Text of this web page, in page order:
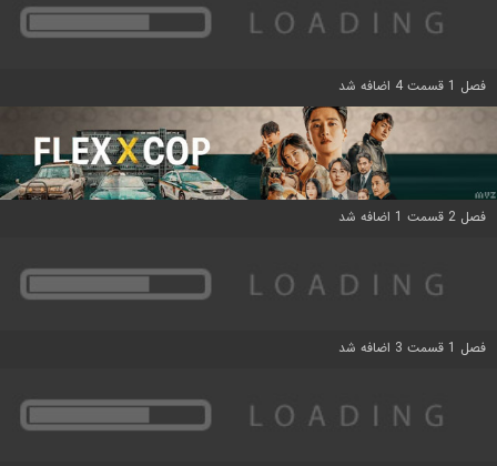
فصل 1 قسمت 4 اضافه شد
فصل 2 قسمت 1 اضافه شد
فصل 1 قسمت 3 اضافه شد